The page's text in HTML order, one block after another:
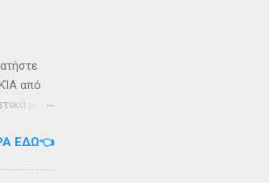
στο
από
με
ΕΔΏ👈